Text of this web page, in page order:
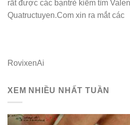
rất được các bạntrẻ kiếm tìm
Quatructuyen.Com xin ra mắt các
RovixenAi
XEM NHIỀU NHẤT TUẦN